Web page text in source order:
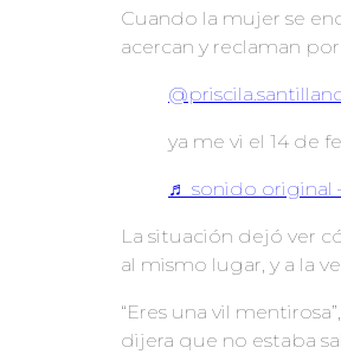
Cuando la mujer se
acercan y reclaman
ya me vi el 14 de
♬ sonido original
La situación dejó ver
al mismo lugar, y a la
“Eres una vil
dijera que no estaba